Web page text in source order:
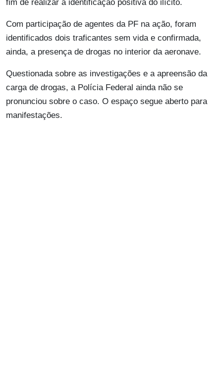
fim de realizar a identificação positiva do ilícito.
Com participação de agentes da PF na ação, foram
identificados dois traficantes sem vida e confirmada,
ainda, a presença de drogas no interior da aeronave.
Questionada sobre as investigações e a apreensão da
carga de drogas, a Polícia Federal ainda não se
pronunciou sobre o caso. O espaço segue aberto para
manifestações.